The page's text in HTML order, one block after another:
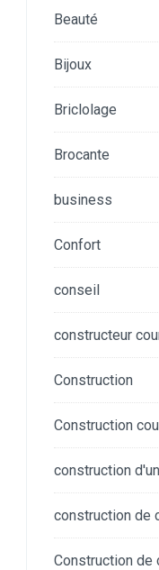
Beauté
Bijoux
Briclolage
Brocante
business
Confort
conseil
constructeur
Construction
Construction
construction
construction de
Construction de